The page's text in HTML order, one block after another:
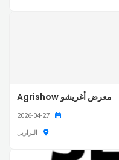
معرض أغريشو Agrishow
البرازيل